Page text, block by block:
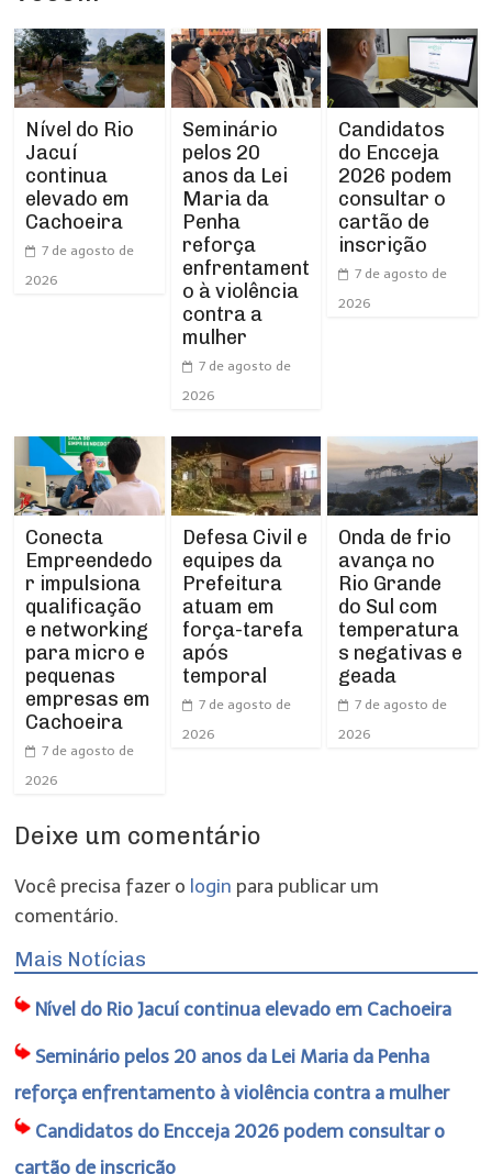
Nível do Rio
Jacuí
continua
elevado em
Cachoeira
7 de agosto de
2026
Seminário
pelos 20
anos da Lei
Maria da
Penha
reforça
enfrentament
o à violência
contra a
mulher
7 de agosto de
2026
Candidatos
do Encceja
2026 podem
consultar o
cartão de
inscrição
7 de agosto de
2026
Conecta
Empreendedo
r impulsiona
qualificação
e networking
para micro e
pequenas
empresas em
Cachoeira
7 de agosto de
2026
Defesa Civil e
equipes da
Prefeitura
atuam em
força-tarefa
após
temporal
7 de agosto de
2026
Onda de frio
avança no
Rio Grande
do Sul com
temperatura
s negativas e
geada
7 de agosto de
2026
Deixe um comentário
Você precisa fazer o login para publicar um
comentário.
Mais Notícias
Nível do Rio Jacuí continua elevado em Cachoeira
Seminário pelos 20 anos da Lei Maria da Penha
reforça enfrentamento à violência contra a mulher
Candidatos do Encceja 2026 podem consultar o
cartão de inscrição